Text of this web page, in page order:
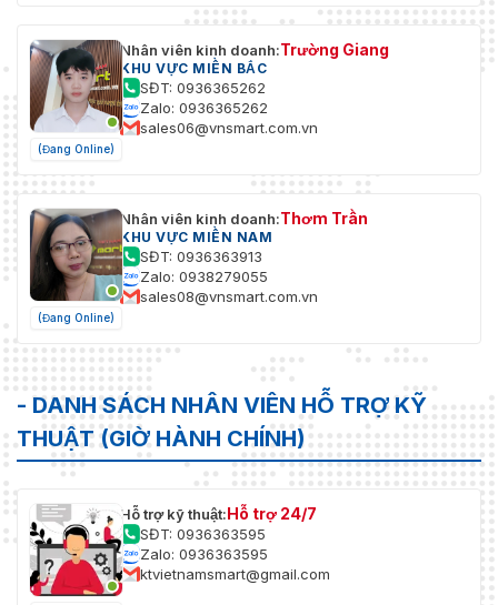
(Đang Online)
Nhân viên kinh doanh:Trường Giang
KHU VỰC MIỀN BẮC
SĐT: 0936365262
Zalo: 0936365262
sales06@vnsmart.com.vn
(Đang Online)
Nhân viên kinh doanh:Thơm Trần
KHU VỰC MIỀN NAM
SĐT: 0936363913
Zalo: 0938279055
sales08@vnsmart.com.vn
- DANH SÁCH NHÂN VIÊN HỖ TRỢ KỸ
THUẬT (GIỜ HÀNH CHÍNH)
Hỗ trợ kỹ thuật:Hỗ trợ 24/7
SĐT: 0936363595
Zalo: 0936363595
ktvietnamsmart@gmail.com